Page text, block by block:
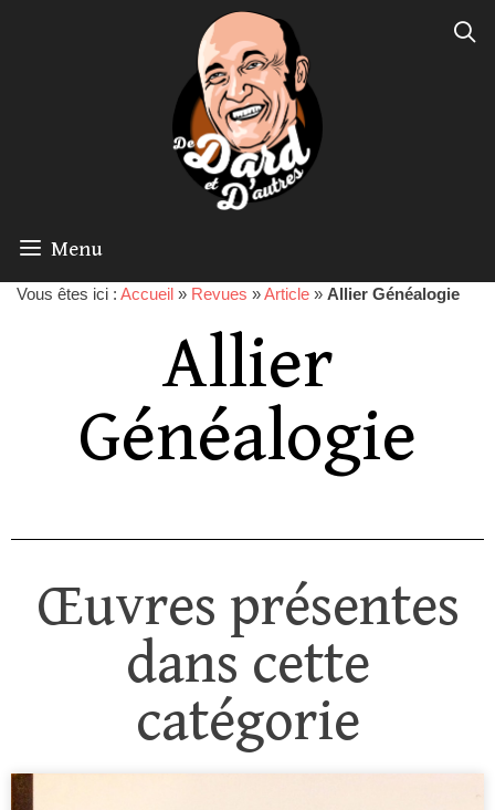
Menu
Vous êtes ici : Accueil » Revues »Article » Allier Généalogie
Allier
Généalogie
Œuvres présentes
dans cette
catégorie